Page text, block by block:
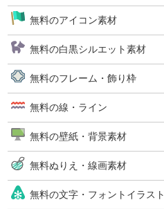
無料のアイコン素材
無料の白黒シルエット素材
無料のフレーム・飾り枠
無料の線・ライン
無料の壁紙・背景素材
無料ぬりえ・線画素材
無料の文字・フォントイラスト